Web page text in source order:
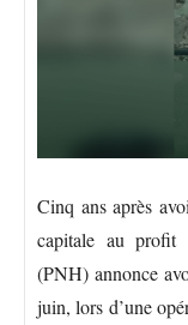
Cinq ans après
capitale au profit
(PNH) annonce
juin, lors d’une